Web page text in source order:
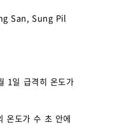
San, Sung Pil
1일 급격히 온도가
온도가 수 초 안에